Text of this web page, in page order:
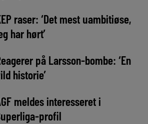
raser: ‘Det mest uambitiøse,
har hørt’
på Larsson-bombe: ‘En
historie’
meldes interesseret i
profil